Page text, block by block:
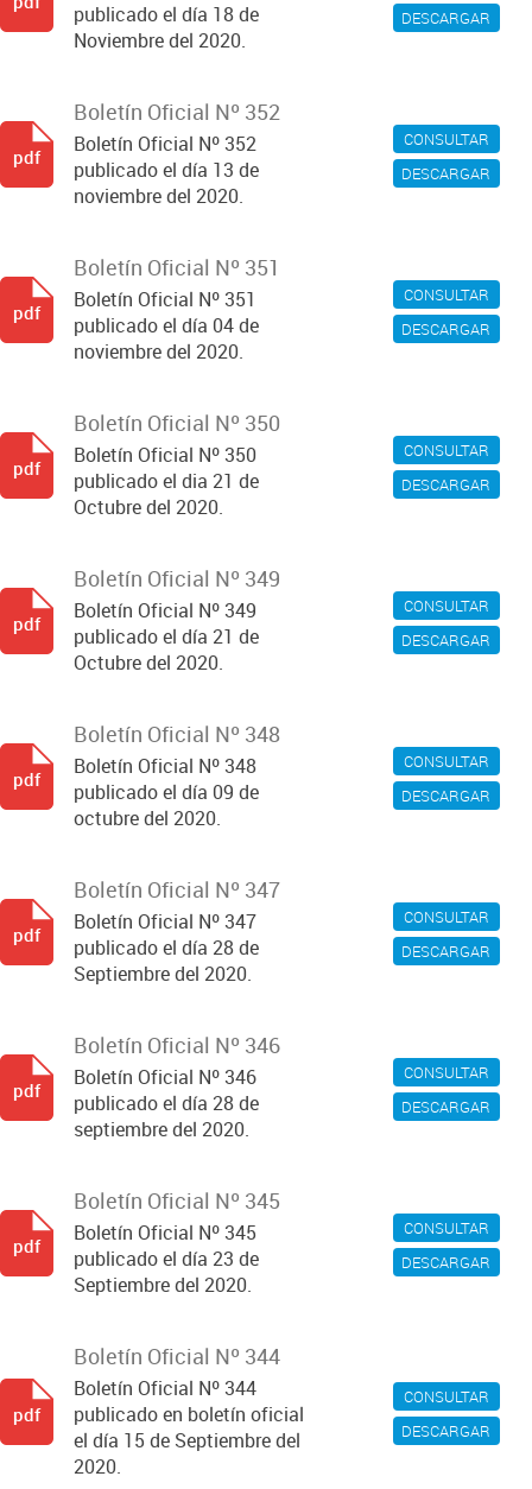
DESCARGAR
publicado el día 18 de
Noviembre del 2020.
CONSULTAR
DESCARGAR
Boletín Oficial Nº 352
Boletín Oficial Nº 352
publicado el día 13 de
noviembre del 2020.
pdf
CONSULTAR
DESCARGAR
Boletín Oficial Nº 351
Boletín Oficial Nº 351
publicado el día 04 de
noviembre del 2020.
pdf
CONSULTAR
DESCARGAR
Boletín Oficial Nº 350
Boletín Oficial Nº 350
publicado el dia 21 de
Octubre del 2020.
pdf
CONSULTAR
DESCARGAR
Boletín Oficial Nº 349
Boletín Oficial Nº 349
publicado el día 21 de
Octubre del 2020.
pdf
CONSULTAR
DESCARGAR
Boletín Oficial Nº 348
Boletín Oficial Nº 348
publicado el día 09 de
octubre del 2020.
pdf
CONSULTAR
DESCARGAR
Boletín Oficial Nº 347
Boletín Oficial Nº 347
publicado el día 28 de
Septiembre del 2020.
pdf
CONSULTAR
DESCARGAR
Boletín Oficial Nº 346
Boletín Oficial Nº 346
publicado el día 28 de
septiembre del 2020.
pdf
CONSULTAR
DESCARGAR
Boletín Oficial Nº 345
Boletín Oficial Nº 345
publicado el día 23 de
Septiembre del 2020.
pdf
CONSULTAR
DESCARGAR
Boletín Oficial Nº 344
Boletín Oficial Nº 344
publicado en boletín oficial
el día 15 de Septiembre del
2020.
pdf